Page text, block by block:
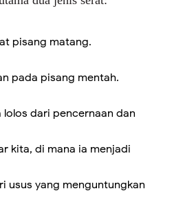
pisang matang.
pada pisang mentah.
lolos dari pencernaan dan
kita, di mana ia menjadi
usus yang menguntungkan